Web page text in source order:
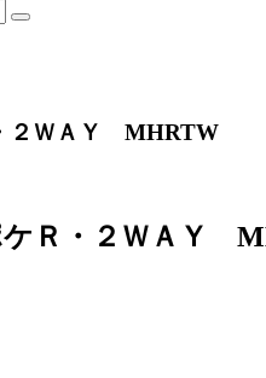
２ＷＡＹ MHRTW
Ｒ・２ＷＡＹ